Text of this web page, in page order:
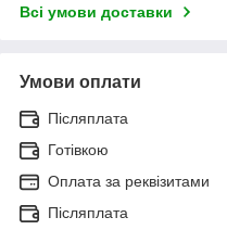
Всі умови доставки
Умови оплати
Післяплата
Готівкою
Оплата за реквізитами
Післяплата